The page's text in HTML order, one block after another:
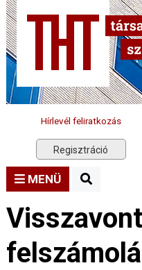
Hírlevél feliratkozás
Regisztráció
MENÜ